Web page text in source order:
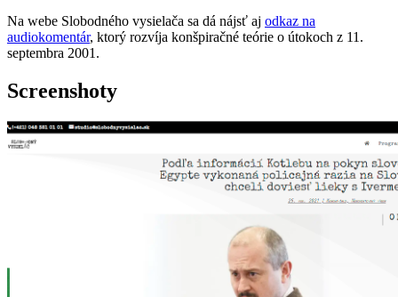
Na webe Slobodného vysielača sa dá nájsť aj odkaz na
audiokomentár, ktorý rozvíja konšpiračné teórie o útokoch z 11.
septembra 2001.
Screenshoty